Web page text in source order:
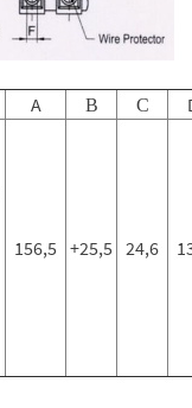
A В С
156,5 +25,5 24,6